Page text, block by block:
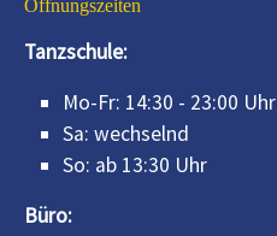
Öffnungszeiten
Tanzschule:
Mo-Fr: 14:30 - 23:00 Uhr
Sa: wechselnd
So: ab 13:30 Uhr
Büro: